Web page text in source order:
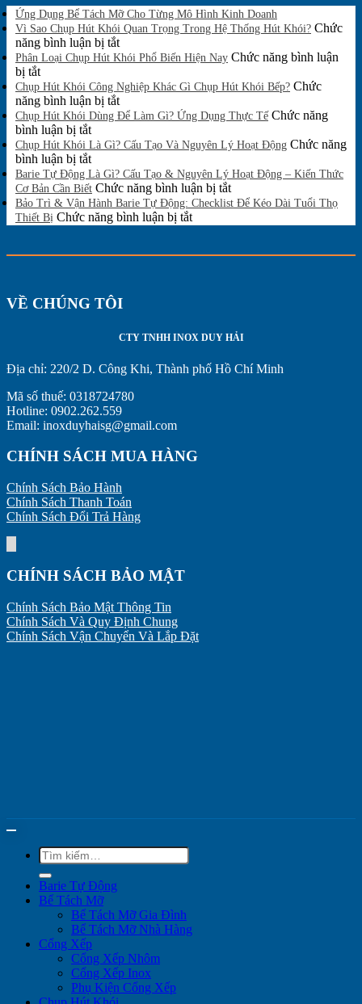
Ứng Dụng Bể Tách Mỡ Cho Từng Mô Hình Kinh Doanh
có
bình
luận
ở
Dụng
Tách
Cho
Từng
Hình
Doanh
Vì Sao Chụp Hút Khói Quan Trọng Trong Hệ Thống Hút Khói? Chức
năng bình luận bị tắtở
Vì
Chụp
Hút
Khói
Trọng
Hệ
Thống
Hút
Khói?
Phân Loại Chụp Hút Khói Phổ Biến Hiện Nay Chức năng bình luận
bị tắtở
Phân
Loại
Chụp
Hút
Khói
Phổ
Biến
Hiện
Nay
Chụp Hút Khói Công Nghiệp Khác Gì Chụp Hút Khói Bếp? Chức
năng bình luận bị tắtở
Chụp
Khói
Nghiệp
Khác
Gì
Chụp
Bếp?
Chụp Hút Khói Dùng Để Làm Gì? Ứng Dụng Thực Tế Chức năng
bình luận bị tắtở
Chụp
Hút
Khói
Dùng
Để
Làm
Dụng
Chụp Hút Khói Là Gì? Cấu Tạo Và Nguyên Lý Hoạt Động Chức năng
bình luận bị tắtở
Chụp
Hút
Khói
Là
Tạo
Lý
Động
Barie Tự Động Là Gì? Cấu Tạo & Nguyên Lý Hoạt Động – Kiến Thức
Cơ Bản Cần Biết Chức năng bình luận bị tắtở
Barie
Gì?
Lý
Động
–
Bảo Trì & Vận Hành Barie Tự Động: Checklist Để Kéo Dài Tuổi Thọ
Thiết Bị Chức năng bình luận bị tắtở
&
Động:
Để
Kéo
Bị
VỀ CHÚNG TÔI
CTY TNHH INOX DUY HẢI
Địa chỉ: 220/2 D. Công Khi, Thành phố Hồ Chí Minh
Mã số thuế: 0318724780
Hotline: 0902.262.559
Email: inoxduyhaisg@gmail.com
CHÍNH SÁCH MUA HÀNG
Chính Sách Bảo Hành
Chính Sách Thanh Toán
Chính Sách Đổi Trả Hàng
CHÍNH SÁCH BẢO MẬT
Chính Sách Bảo Mật Thông Tin
Chính Sách Và Quy Định Chung
Chính Sách Vận Chuyển Và Lắp Đặt
Tìm
kiếm:
Barie Tự Động
Bể Tách Mỡ
Bể Tách Mỡ Gia Đình
Bể Tách Mỡ Nhà Hàng
Cổng Xếp
Cổng Xếp Nhôm
Cổng Xếp Inox
Phụ Kiện Cổng Xếp